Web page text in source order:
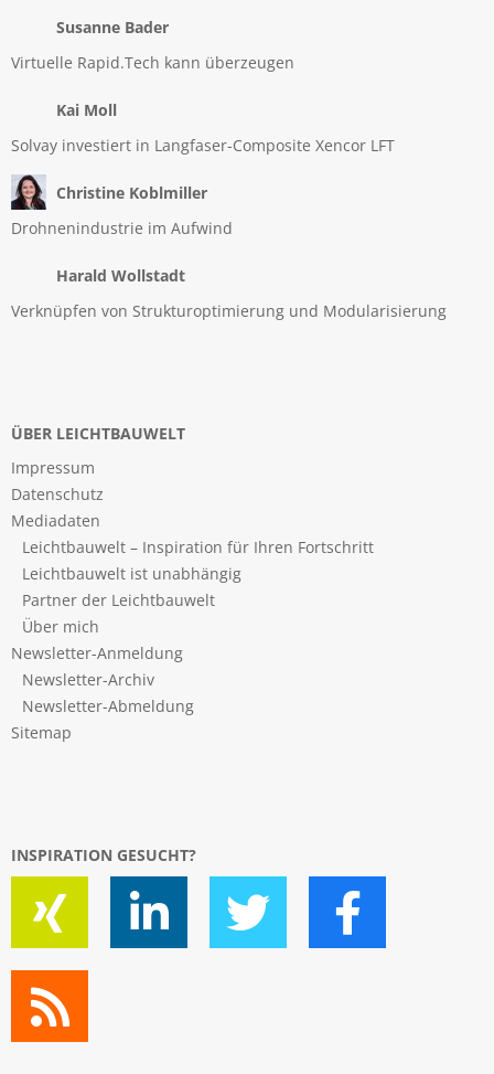
Susanne Bader
Virtuelle Rapid.Tech kann überzeugen
Kai Moll
Solvay investiert in Langfaser-Composite Xencor LFT
Christine Koblmiller
Drohnenindustrie im Aufwind
Harald Wollstadt
Verknüpfen von Strukturoptimierung und Modularisierung
ÜBER LEICHTBAUWELT
Impressum
Datenschutz
Mediadaten
Leichtbauwelt – Inspiration für Ihren Fortschritt
Leichtbauwelt ist unabhängig
Partner der Leichtbauwelt
Über mich
Newsletter-Anmeldung
Newsletter-Archiv
Newsletter-Abmeldung
Sitemap
INSPIRATION GESUCHT?